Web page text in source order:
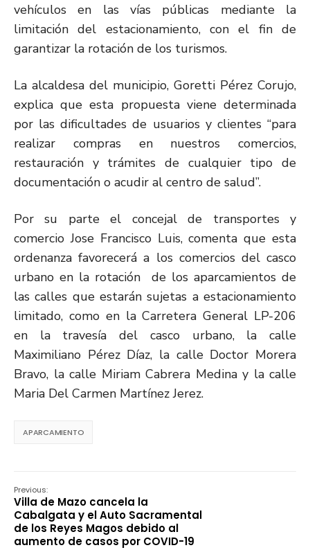
vehículos en las vías públicas mediante la
limitación del estacionamiento, con el fin de
garantizar la rotación de los turismos.
La alcaldesa del municipio, Goretti Pérez Corujo,
explica que esta propuesta viene determinada
por las dificultades de usuarios y clientes “para
realizar compras en nuestros comercios,
restauración y trámites de cualquier tipo de
documentación o acudir al centro de salud”.
Por su parte el concejal de transportes y
comercio Jose Francisco Luis, comenta que esta
ordenanza favorecerá a los comercios del casco
urbano en la rotación de los aparcamientos de
las calles que estarán sujetas a estacionamiento
limitado, como en la Carretera General LP-206
en la travesía del casco urbano, la calle
Maximiliano Pérez Díaz, la calle Doctor Morera
Bravo, la calle Miriam Cabrera Medina y la calle
Maria Del Carmen Martínez Jerez.
APARCAMIENTO
Previous:
Villa de Mazo cancela la
Cabalgata y el Auto Sacramental
de los Reyes Magos debido al
aumento de casos por COVID-19